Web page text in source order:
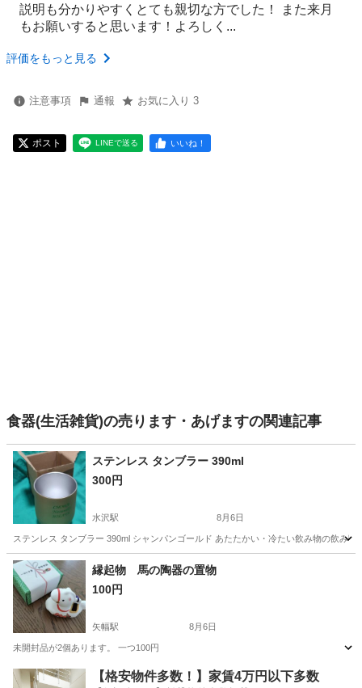
説明も分かりやすくとても親切な方でした！ また来月
もお願いすると思います！よろしく...
評価をもっと見る
注意事項 通報 お気に入り 3
ポスト LINEで送る いいね！
食器(生活雑貨)の売ります・あげますの関連記事
ステンレス タンブラー 390ml
300円
水沢駅 8月6日
ステンレス タンブラー 390ml シャンパンゴールド あたたかい・冷たい飲み物の飲み
岩手 奥州市 水沢駅 食器
縁起物 馬の陶器の置物
100円
矢幅駅 8月6日
未開封品が2個あります。 一つ100円
岩手 紫波郡 矢幅駅 ノベルティグッズ 置物
【格安物件多数！】家賃4万円以下多数